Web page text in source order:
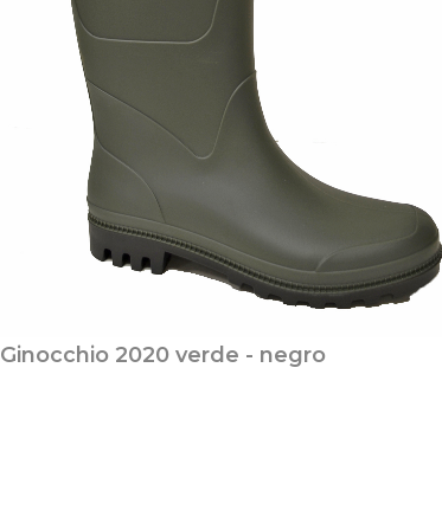
Ginocchio 2020 verde - negro